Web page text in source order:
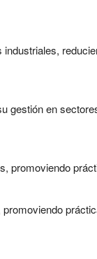
gestión en
promoviendo